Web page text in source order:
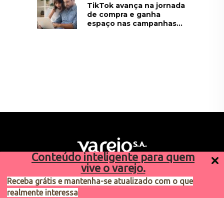
Conteúdo inteligente para quem
vive o varejo.
Receba grátis e mantenha-se atualizado com o que
realmente interessa
TikTok avança na jornada
de compra e ganha
espaço nas campanhas...